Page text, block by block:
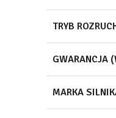
TRYB
GWARANCJA
MARKA